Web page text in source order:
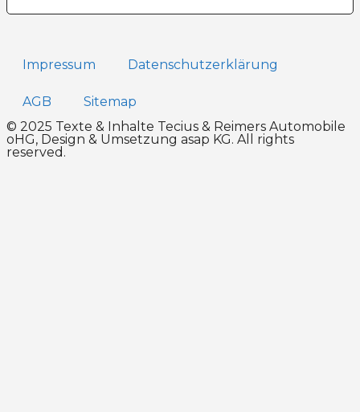
Impressum Datenschutz­erklärung
AGB
Sitemap
© 2025 Texte & Inhalte Tecius & Reimers Automobile
oHG, Design & Umsetzung asap KG. All rights
reserved.